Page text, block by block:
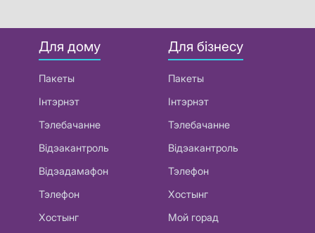
Для дому
Пакеты
Інтэрнэт
Тэлебачанне
Відэакантроль
Відэадамафон
Тэлефон
Хостынг
Для бізнесу
Пакеты
Інтэрнэт
Тэлебачанне
Відэакантроль
Тэлефон
Хостынг
Мой горад